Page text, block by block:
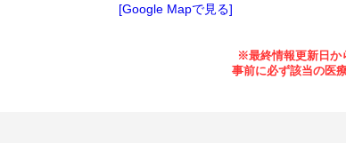
[Google Mapで見る]